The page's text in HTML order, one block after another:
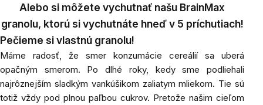
Alebo si môžete vychutnať našu BrainMax
granolu, ktorú si vychutnáte hneď v 5 príchutiach!
Pečieme si vlastnú granolu!
Máme radosť, že smer konzumácie cereálií sa uberá
opačným smerom. Po dlhé roky, kedy sme podliehali
najrôznejším sladkým vankúšikom zaliatym mliekom. Tie sú
totiž vždy pod plnou paľbou cukrov. Pretože našim cieľom